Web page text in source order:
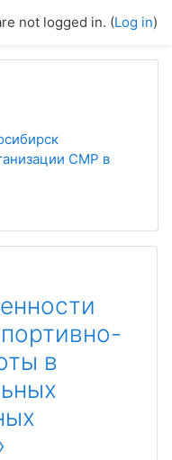
not logged in. (Log in)
СМР в
в